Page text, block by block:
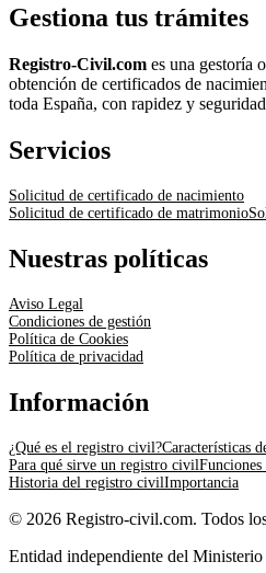
Gestiona tus trámites
Registro-Civil.com es una gestoría
obtención de certificados de
toda España, con rapidez y
Servicios
Solicitud de certificado de nacimiento
Solicitud de certificado de matrimonio
Nuestras políticas
Aviso Legal
Condiciones de gestión
Política de Cookies
Política de privacidad
Información
¿Qué es el registro civil?Características
Para qué sirve un registro civil
Historia del registro civilImportancia
© 2026 Registro-civil.com. Todos
Entidad independiente del Ministerio